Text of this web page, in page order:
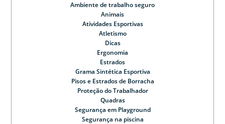
Ambiente de trabalho seguro
Animais
Atividades Esportivas
Atletismo
Dicas
Ergonomia
Estrados
Grama Sintética Esportiva
Pisos e Estrados de Borracha
Proteção do Trabalhador
Quadras
Segurança em Playground
Segurança na piscina